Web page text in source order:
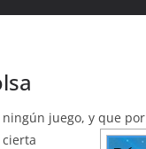
juego, y que